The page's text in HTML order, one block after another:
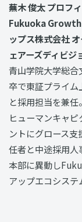
蕪木 俊太 プロフ
Fukuoka Growth
ップス株式会社
ェアーズディビジ
青山学院大学総
卒で東証プライ
と採用担当を兼任
ヒューマンキャ
ントにグロース
任者と中途採用人
本部に異動し
アップエコシステ